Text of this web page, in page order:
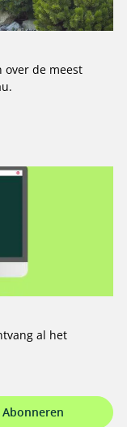
over de meest
al het
Abonneren